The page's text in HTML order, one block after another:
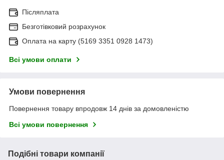
Післяплата
Безготівковий розрахунок
Оплата на карту (5169 3351 0928 1473)
Всі умови оплати
Умови повернення
Повернення товару впродовж 14 днів за домовленістю
Всі умови повернення
Подібні товари компанії